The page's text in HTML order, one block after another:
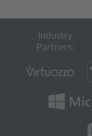
Industry
Partners: